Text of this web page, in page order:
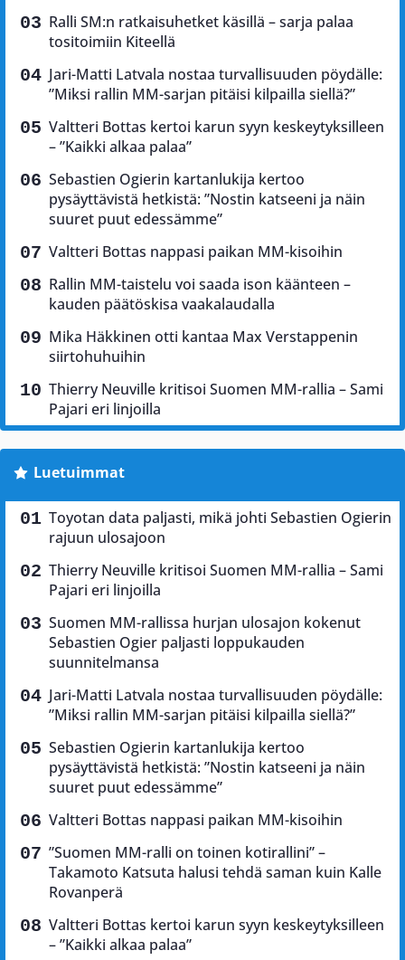
Ralli SM:n ratkaisuhetket käsillä – sarja palaa
tositoimiin Kiteellä
Jari-Matti Latvala nostaa turvallisuuden pöydälle:
”Miksi rallin MM-sarjan pitäisi kilpailla siellä?”
Valtteri Bottas kertoi karun syyn keskeytyksilleen
– ”Kaikki alkaa palaa”
Sebastien Ogierin kartanlukija kertoo
pysäyttävistä hetkistä: ”Nostin katseeni ja näin
suuret puut edessämme”
Valtteri Bottas nappasi paikan MM-kisoihin
Rallin MM-taistelu voi saada ison käänteen –
kauden päätöskisa vaakalaudalla
Mika Häkkinen otti kantaa Max Verstappenin
siirtohuhuihin
Thierry Neuville kritisoi Suomen MM-rallia – Sami
Pajari eri linjoilla
Luetuimmat
Toyotan data paljasti, mikä johti Sebastien Ogierin
rajuun ulosajoon
Thierry Neuville kritisoi Suomen MM-rallia – Sami
Pajari eri linjoilla
Suomen MM-rallissa hurjan ulosajon kokenut
Sebastien Ogier paljasti loppukauden
suunnitelmansa
Jari-Matti Latvala nostaa turvallisuuden pöydälle:
”Miksi rallin MM-sarjan pitäisi kilpailla siellä?”
Sebastien Ogierin kartanlukija kertoo
pysäyttävistä hetkistä: ”Nostin katseeni ja näin
suuret puut edessämme”
Valtteri Bottas nappasi paikan MM-kisoihin
”Suomen MM-ralli on toinen kotirallini” –
Takamoto Katsuta halusi tehdä saman kuin Kalle
Rovanperä
Valtteri Bottas kertoi karun syyn keskeytyksilleen
– ”Kaikki alkaa palaa”